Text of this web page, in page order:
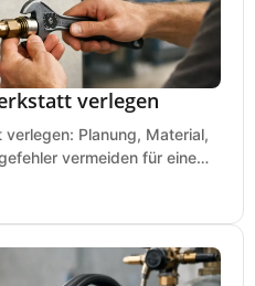
verlegen
Planung, Material,
vermeiden für eine